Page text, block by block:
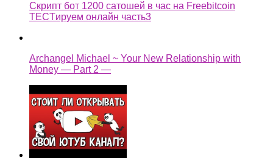
Скрипт бот 1200 сатошей в час на Freebitcoin
TECTируем онлайн часть3
Archangel Michael ~ Your New Relationship with
Money — Part 2 —